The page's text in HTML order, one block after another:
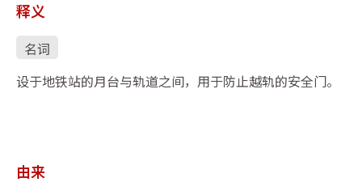
释义
名词
设于地铁站的月台与轨道之间，用于防止越轨的安全门。
由来